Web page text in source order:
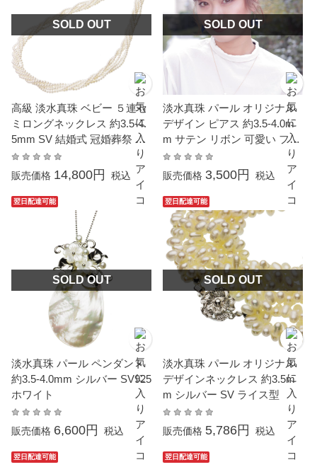
SOLD OUT
高級 淡水真珠 ベビー ５連セ
ミロングネックレス 約3.5-4.
5mm SV 結婚式 冠婚葬祭 葬
儀 成人式 卒業 入園 入学式
カジュアル 普段使い
販売価格 14,800円 税込
SOLD OUT
淡水真珠 パール オリジナル
デザイン ピアス 約3.5-4.0m
m サテン リボン 可愛い フッ
クピアス K10 ゴールド
販売価格 3,500円 税込
翌日配達可能
SOLD OUT
淡水真珠 パール ペンダント
約3.5-4.0mm シルバー SV925
ホワイト
販売価格 6,600円 税込
翌日配達可能
SOLD OUT
淡水真珠 パール オリジナル
デザインネックレス 約3.5m
m シルバー SV ライス型
販売価格 5,786円 税込
翌日配達可能 翌日配達可能